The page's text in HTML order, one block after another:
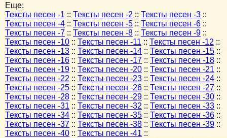
Еще:
Тексты песен -1 :: Тексты песен -2 :: Тексты песен -3 ::
Тексты песен -4 :: Тексты песен -5 :: Тексты песен -6 ::
Тексты песен -7 :: Тексты песен -8 :: Тексты песен -9 ::
Тексты песен -10 :: Тексты песен -11 :: Тексты песен -12 ::
Тексты песен -13 :: Тексты песен -14 :: Тексты песен -15 ::
Тексты песен -16 :: Тексты песен -17 :: Тексты песен -18 ::
Тексты песен -19 :: Тексты песен -20 :: Тексты песен -21 ::
Тексты песен -22 :: Тексты песен -23 :: Тексты песен -24 ::
Тексты песен -25 :: Тексты песен -26 :: Тексты песен -27 ::
Тексты песен -28 :: Тексты песен -29 :: Тексты песен -30 ::
Тексты песен -31 :: Тексты песен -32 :: Тексты песен -33 ::
Тексты песен -34 :: Тексты песен -35 :: Тексты песен -36 ::
Тексты песен -37 :: Тексты песен -38 :: Тексты песен -39 ::
Тексты песен -40 :: Тексты песен -41 ::